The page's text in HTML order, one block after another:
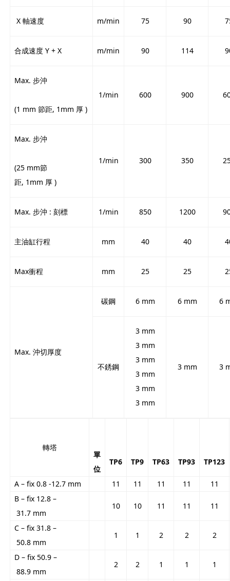
X 軸速度 m/min 75 90
合成速度 Y + X m/min 90 114
Max. 步沖
(1 mm 節距, 1mm 厚 )
1/min 600 900
Max. 步沖
(25 mm節
距, 1mm 厚 )
1/min 300 350
Max. 步沖 : 刻標 1/min 850 1200
主油缸行程 mm 40 40
Max衝程 mm 25 25
Max. 沖切厚度
碳鋼 6 mm 6 mm 6
不銹鋼
3 mm
3 mm
3 mm
3 mm
3 mm
3 mm
3 mm 3
轉塔
單
位
TP6 TP9 TP63 TP93 TP123
A – ﬁx 0.8 -12.7 mm 11 11 11 11
11
B – ﬁx 12.8 –
31.7 mm
10 10 11 11 11
C – ﬁx 31.8 –
50.8 mm
1 1 2 2 2
D – ﬁx 50.9 –
88.9 mm
2 2 1 1 1